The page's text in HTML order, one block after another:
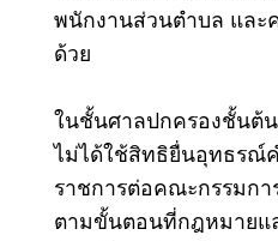
พนักงานส่วนตำบล และ
ด้วย
ในชั้นศาลปกครองชั้นต้
ไม่ได้ใช้สิทธิยื่นอุทธรณ์
ราชการต่อคณะกรรมก
ตามขั้นตอนที่กฎหมายแ